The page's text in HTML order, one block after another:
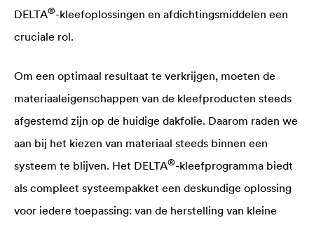
DELTA®-kleefoplossingen en afdichtingsmiddelen een
cruciale rol.
Om een optimaal resultaat te verkrijgen, moeten de
materiaaleigenschappen van de kleefproducten steeds
afgestemd zijn op de huidige dakfolie. Daarom raden we
aan bij het kiezen van materiaal steeds binnen een
systeem te blijven. Het DELTA®-kleefprogramma biedt
als compleet systeempakket een deskundige oplossing
voor iedere toepassing: van de herstelling van kleine